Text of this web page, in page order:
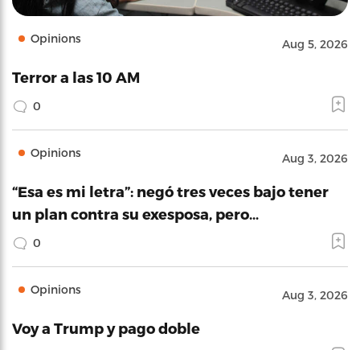
Opinions Aug 5, 2026
Terror a las 10 AM
0
Opinions Aug 3, 2026
“Esa es mi letra”: negó tres veces bajo tener
un plan contra su exesposa, pero…
0
Opinions Aug 3, 2026
Voy a Trump y pago doble